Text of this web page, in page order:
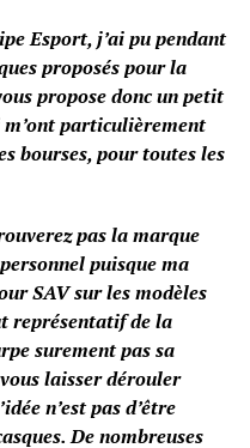
Esport, j’ai pu pendant
proposés pour la
propose donc un petit
m’ont particulièrement
bourses, pour toutes les
pas la marque
puisque ma
SAV sur les modèles
représentatif de la
surement pas sa
laisser dérouler
n’est pas d’être
De nombreuses